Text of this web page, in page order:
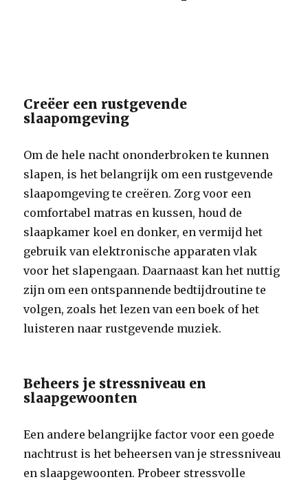
Creëer een rustgevende
slaapomgeving
Om de hele nacht ononderbroken te kunnen
slapen, is het belangrijk om een rustgevende
slaapomgeving te creëren. Zorg voor een
comfortabel matras en kussen, houd de
slaapkamer koel en donker, en vermijd het
gebruik van elektronische apparaten vlak
voor het slapengaan. Daarnaast kan het nuttig
zijn om een ontspannende bedtijdroutine te
volgen, zoals het lezen van een boek of het
luisteren naar rustgevende muziek.
Beheers je stressniveau en
slaapgewoonten
Een andere belangrijke factor voor een goede
nachtrust is het beheersen van je stressniveau
en slaapgewoonten. Probeer stressvolle